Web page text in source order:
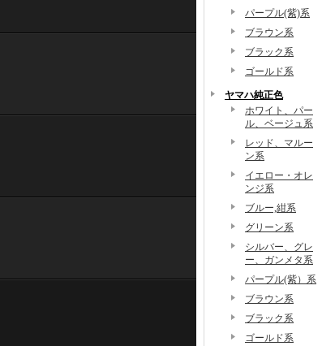
パープル(紫)系
ブラウン系
ブラック系
ゴールド系
ヤマハ純正色
ホワイト、パー
ル、ベージュ系
レッド、マルー
ン系
イエロー・オレ
ンジ系
ブルー,紺系
グリーン系
シルバー、グレ
ー、ガンメタ系
パープル(紫）系
ブラウン系
ブラック系
ゴールド系